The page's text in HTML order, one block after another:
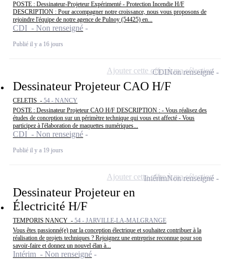
POSTE : Dessinateur-Projeteur Expérimenté - Protection Incendie H/F
DESCRIPTION : Pour accompagner notre croissance, nous vous proposons de
rejoindre l'équipe de notre agence de Pulnoy (54425) en...
CDI - Non renseigné
Publié il y a 16 jours
Dessinateur Projeteur CAO H/F
CELETIS - 54 - NANCY
POSTE : Dessinateur Projeteur CAO H/F DESCRIPTION : - Vous réalisez des
études de conception sur un périmètre technique qui vous est affecté - Vous
participez à l'élaboration de maquettes numériques...
CDI - Non renseigné
Publié il y a 19 jours
CDINon renseigné
Ajouter cette offre à ma sélection
Dessinateur Projeteur en
Électricité H/F
TEMPORIS NANCY - 54 - JARVILLE-LA-MALGRANGE
Vous êtes passionné(e) par la conception électrique et souhaitez contribuer à la
réalisation de projets techniques ? Rejoignez une entreprise reconnue pour son
savoir-faire et donnez un nouvel élan à...
Intérim - Non renseigné
IntérimNon renseigné
Ajouter cette offre à ma sélection